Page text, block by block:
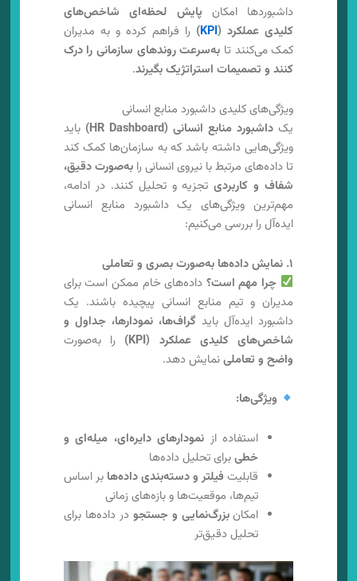
داشبوردها امکان پایش لحظه‌ای شاخص‌های
کلیدی عملکرد (KPI
) را فراهم کرده و به مدیران
کمک می‌کنند تا به‌سرعت روندهای سازمانی را درک
کنند و تصمیمات استراتژیک بگیرند.
ویژگی‌های کلیدی داشبورد منابع انسانی
یک داشبورد منابع انسانی (HR Dashboard)
باید
ویژگی‌هایی داشته باشد که به سازمان‌ها کمک کند
تا داده‌های مرتبط با نیروی انسانی رابه‌صورت دقیق،
شفاف و کاربردیتجزیه و تحلیل کنند. در ادامه،
مهم‌ترین ویژگی‌های یک داشبورد منابع انسانی
ایده‌آل را بررسی می‌کنیم:
۱. نمایش داده‌ها به‌صورت بصری و تعاملی
چرا مهم است؟ داده‌های خام ممکن است برای
مدیران و تیم منابع انسانی پیچیده باشند. یک
داشبورد ایده‌آل باید گراف‌ها، نمودارها، جداول و
شاخص‌های کلیدی عملکرد (KPI)
را به‌صورت
واضح و تعاملینمایش دهد.
ویژگی‌ها:
استفاده از نمودارهای دایره‌ای، میله‌ای و
خطیبرای تحلیل داده‌ها
قابلیتفیلتر و دسته‌بندی داده‌ها بر اساس
تیم‌ها، موقعیت‌ها و بازه‌های زمانی
امکانبزرگ‌نمایی و جستجو در داده‌ها برای
تحلیل دقیق‌تر